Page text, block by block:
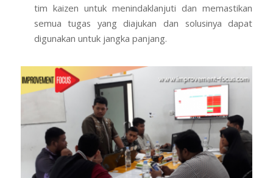
tim kaizen untuk menindaklanjuti dan memastikan
semua tugas yang diajukan dan solusinya dapat
digunakan untuk jangka panjang.